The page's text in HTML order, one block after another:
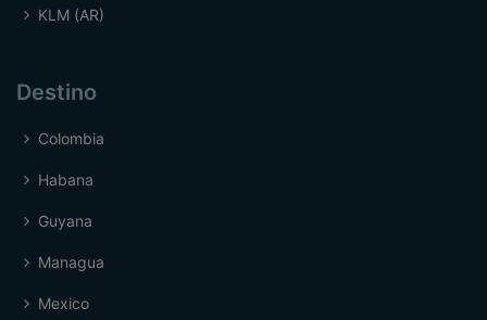
KLM (AR)
Destino
Colombia
Habana
Guyana
Managua
Mexico